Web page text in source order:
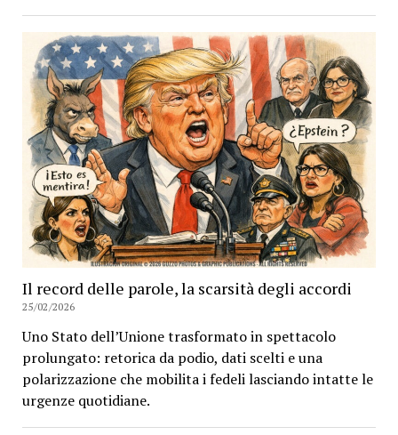
Il record delle parole, la scarsità degli accordi
25/02/2026
Uno Stato dell’Unione trasformato in spettacolo
prolungato: retorica da podio, dati scelti e una
polarizzazione che mobilita i fedeli lasciando intatte le
urgenze quotidiane.